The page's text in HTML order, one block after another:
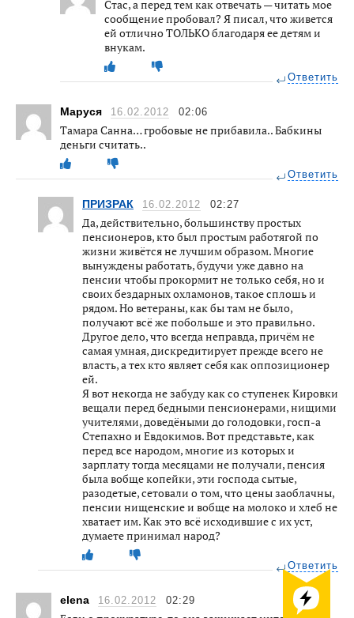
Стас, а перед тем как отвечать — читать мое
сообщение пробовал? Я писал, что живется
ей отлично ТОЛЬКО благодаря ее детям и
внукам.
Ответить
Маруся 16.02.2012 02:06
Тамара Санна… гробовые не прибавила.. Бабкины
деньги считать..
Ответить
ПРИЗРАК 16.02.2012 02:27
Да, действительно, большинству простых
пенсионеров, кто был простым работягой по
жизни живётся не лучшим образом. Многие
вынуждены работать, будучи уже давно на
пенсии чтобы прокормит не только себя, но и
своих бездарных охламонов, такое сплошь и
рядом. Но ветераны, как бы там не было,
получают всё же побольше и это правильно.
Другое дело, что всегда неправда, причём не
самая умная, дискредитирует прежде всего не
власть, а тех кто являет себя как оппозиционер
ей.
Я вот некогда не забуду как со ступенек Кировки
вещали перед бедными пенсионерами, нищими
учителями, доведёными до голодовки, госп-а
Степахно и Евдокимов. Вот представьте, как
перед все народом, многие из которых и
зарплату тогда месяцами не получали, пенсия
была вобще копейки, эти господа сытые,
разодетые, сетовали о том, что цены заоблачны,
пенсии нищенские и вобще на молоко и хлеб не
хватает им. Как это всё исходившие с их уст,
думаете принимал народ?
Ответить
elena 16.02.2012 02:29